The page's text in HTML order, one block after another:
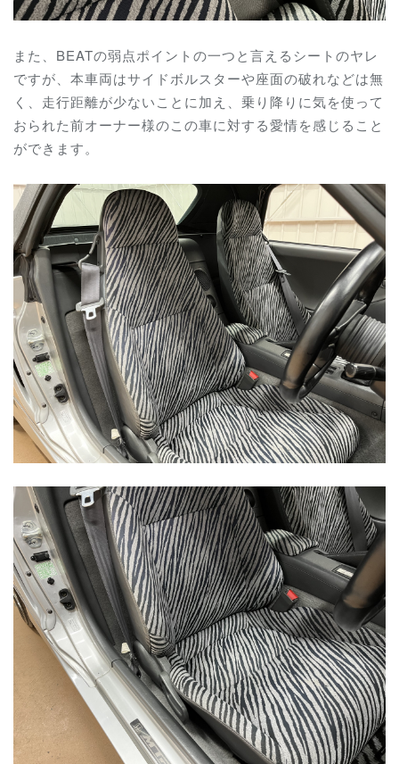
また、BEATの弱点ポイントの一つと言えるシートのヤレ
ですが、本車両はサイドボルスターや座面の破れなどは無
く、走行距離が少ないことに加え、乗り降りに気を使って
おられた前オーナー様のこの車に対する愛情を感じること
ができます。